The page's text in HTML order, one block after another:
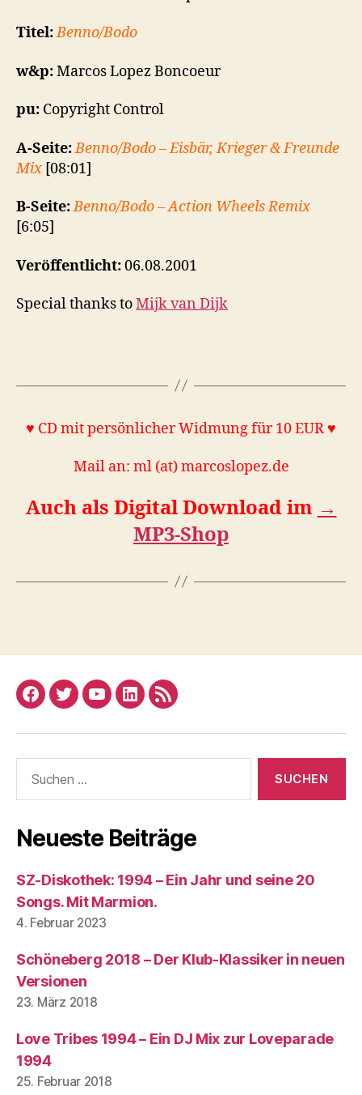
Titel:Benno/Bodo
w&p:Marcos Lopez Boncoeur
pu: Copyright Control
A-Seite:Benno/Bodo – Eisbär, Krieger & Freunde
Mix [08:01]
B-Seite:Benno/Bodo – Action Wheels Remix
[6:05]
Veröffentlicht:06.08.2001
Special thanks toMijk van Dijk
♥ CD mit persönlicher Widmung für 10 EUR ♥
Mail an: ml (at) marcoslopez.de
Auch als Digital Download im →
MP3-Shop
Facebook
TwitterYouTube
LinkedRSS
nach:
Neueste Beiträge
SZ-Diskothek: 1994 – Ein Jahr und seine 20
Songs. Mit Marmion.
4. Februar 2023
Schöneberg 2018 – Der Klub-Klassiker in neuen
Versionen
23. März 2018
Love Tribes 1994 – Ein DJ Mix zur Loveparade
1994
25. Februar 2018